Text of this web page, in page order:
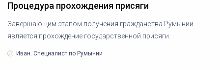
Процедура прохождения присяги
Завершающим этапом получения гражданства Румынии
является прохождение государственной присяги.
Иван. Специалист по Румынии